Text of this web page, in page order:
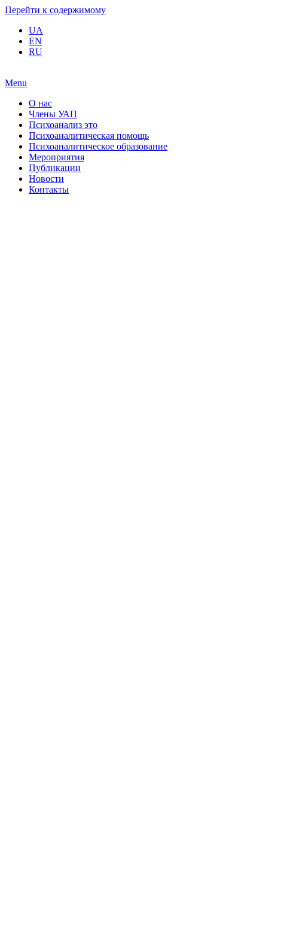
Перейти к содержимому
UA
EN
RU
Menu
О нас
Члены УАП
Психоанализ это
Психоаналитическая помощь
Психоаналитическое образование
Мероприятия
Публикации
Новости
Контакты